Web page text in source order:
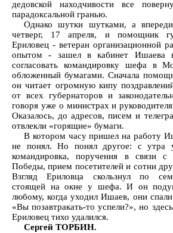
дедовской находчивости все
парадоксальной гранью.
Однако шутки шутками, а
четверг, 17 апреля, и помощник
Ериловец - ветеран организационной
опытом - зашел в кабинет Ишаева
согласовать командировку шефа в
обложенный бумагами. Сначала
он читает огромную кипу
от всех губернаторов и
говоря уже о министрах и
Оказалось, до адресов, писем и
отвлекли «горящие» бумаги.
В котором часу пришел на работу
не понял. Но понял другое: с
командировка, поручения в связи с
Победы, прием посетителей и сотни
Взгляд Ериловца скользнул по
стоящей на окне у шефа. И он
любому, когда уходил Ишаев, они
«Вы позавтракать-то успели?», но
Ериловец тихо удалился.
Сергей ТОРБИН.